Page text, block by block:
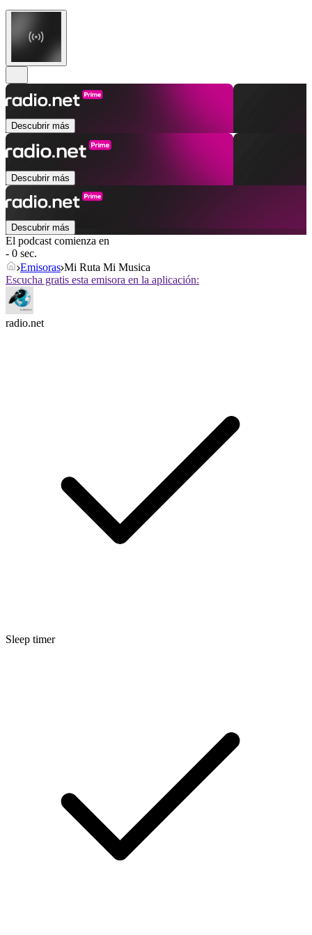
Descubrir más
Descubrir más
Descubrir más
El podcast comienza en
- 0 sec.
Emisoras Mi Ruta Mi Musica
Escucha gratis esta emisora en la aplicación:
radio.net
Sleep timer